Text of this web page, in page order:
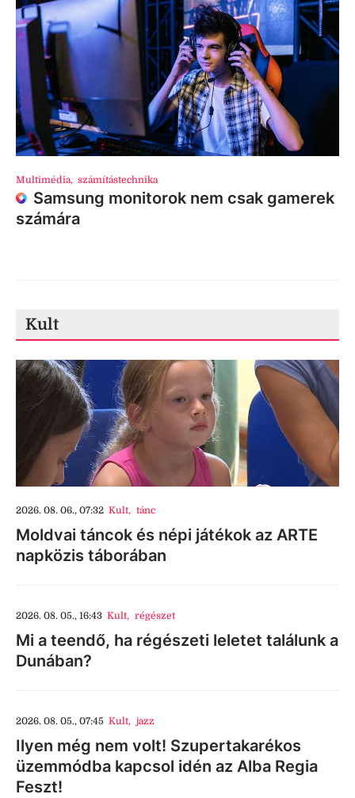
Multimédia, számítástechnika
Samsung monitorok nem csak gamerek
számára
Kult
2026. 08. 06., 07:32 Kult, tánc
Moldvai táncok és népi játékok az ARTE
napközis táborában
2026. 08. 05., 16:43 Kult, régészet
Mi a teendő, ha régészeti leletet találunk a
Dunában?
2026. 08. 05., 07:45 Kult, jazz
Ilyen még nem volt! Szupertakarékos
üzemmódba kapcsol idén az Alba Regia
Feszt!